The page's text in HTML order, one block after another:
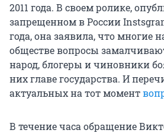
2011 года. В своем ролике,
запрещенном в России
года, она заявила, что многие
обществе вопросы
народ, блогеры и чиновники
них главе государства. И
актуальных на тот момент
В течение часа обращение